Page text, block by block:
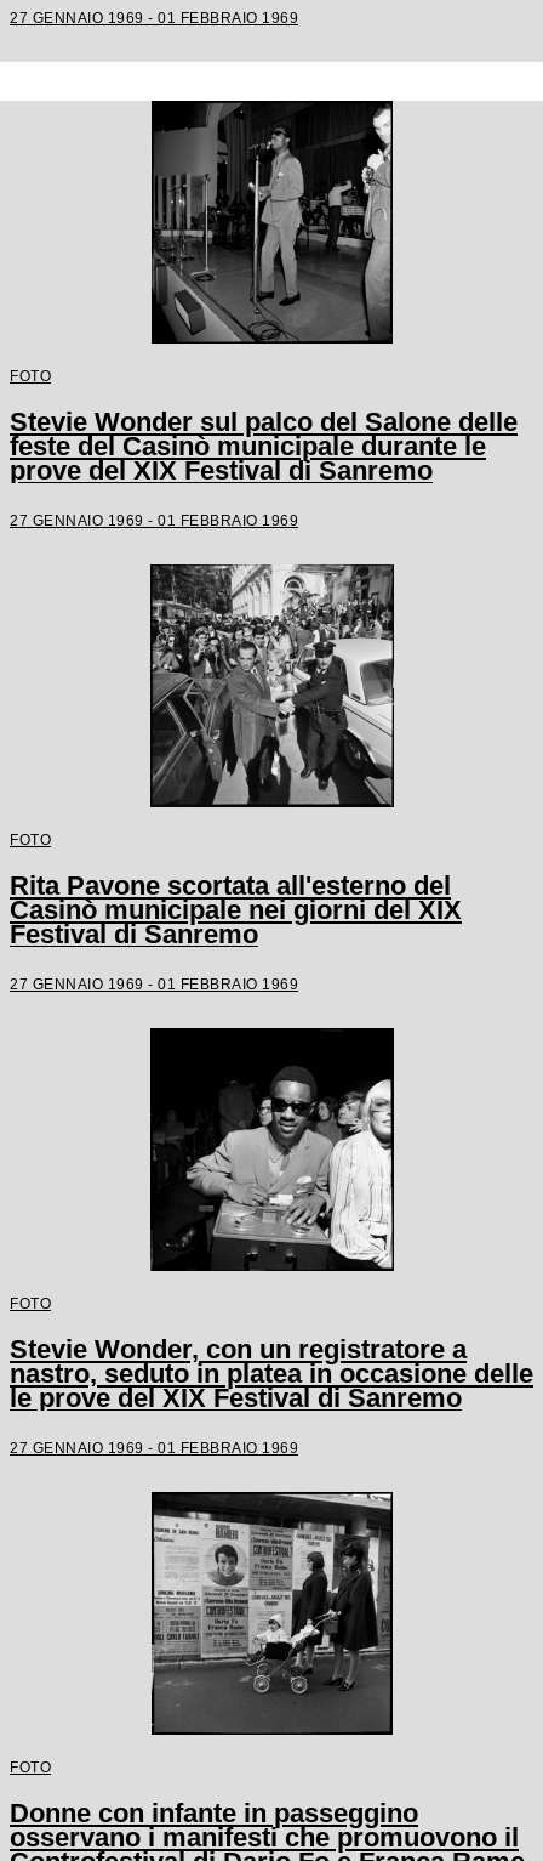
27 GENNAIO 1969 - 01 FEBBRAIO 1969
FOTO
Stevie Wonder sul palco del Salone delle
feste del Casinò municipale durante le
prove del XIX Festival di Sanremo
27 GENNAIO 1969 - 01 FEBBRAIO 1969
FOTO
Rita Pavone scortata all'esterno del
Casinò municipale nei giorni del XIX
Festival di Sanremo
27 GENNAIO 1969 - 01 FEBBRAIO 1969
FOTO
Stevie Wonder, con un registratore a
nastro, seduto in platea in occasione delle
le prove del XIX Festival di Sanremo
27 GENNAIO 1969 - 01 FEBBRAIO 1969
FOTO
Donne con infante in passeggino
osservano i manifesti che promuovono il